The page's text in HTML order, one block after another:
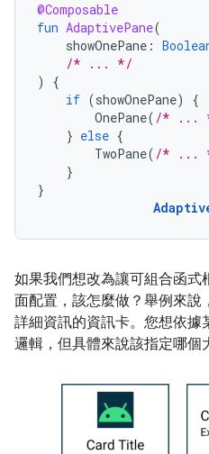
@Composable
fun AdaptivePane(
showOnePane :
/* ... */
)
{
if (showOnePane)
{
OnePane( /* ...
} else {
TwoPane( /* ...
}
}
如果我們想改為讓可組合函式
面配置，該怎麼做？舉例來說
詳細資訊的資訊卡。您想依
邏輯，但具體來說該指定哪個